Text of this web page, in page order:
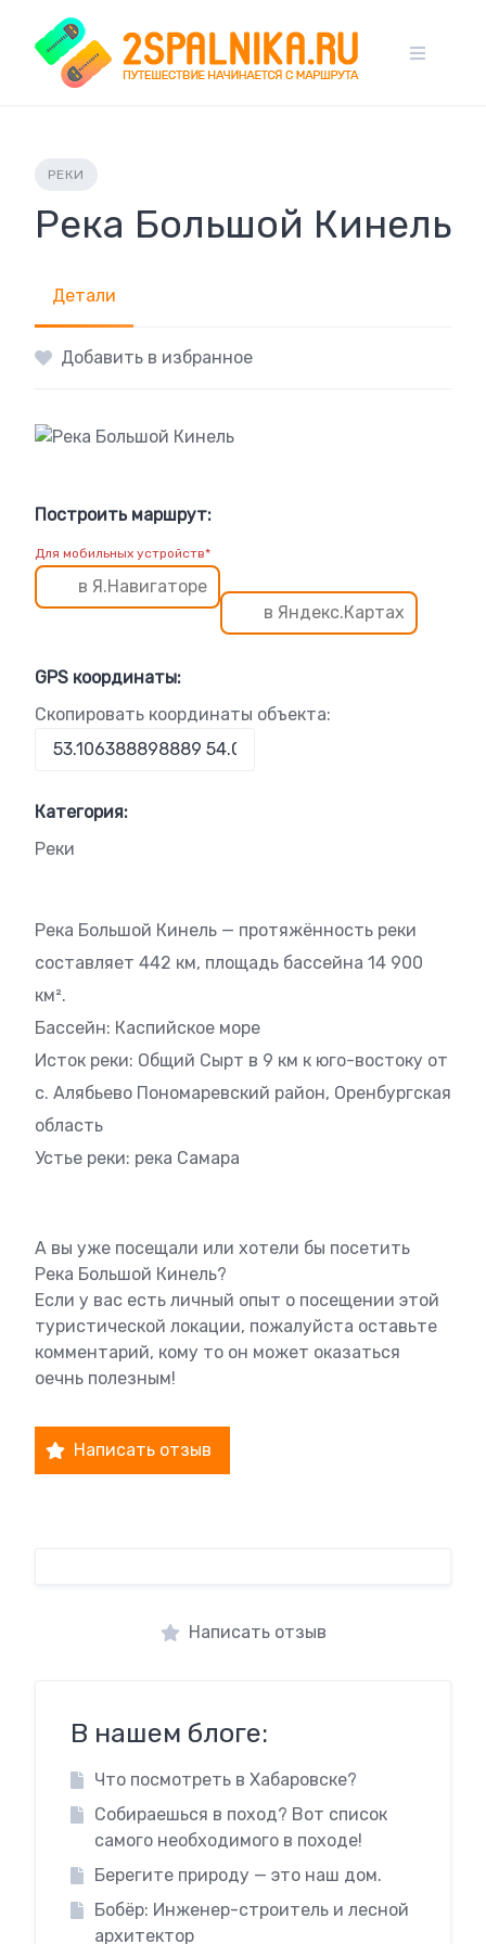
content
РЕКИ
Река Большой Кинель
Детали
Добавить в избранное
Построить маршрут:
Для мобильных устройств*
в Я.Навигаторе
в Яндекс.Картах
GPS координаты:
Скопировать координаты объекта:
Категория:
Реки
Река Большой Кинель — протяжённость реки
составляет 442 км, площадь бассейна 14 900
км².
Бассейн: Каспийское море
Исток реки: Общий Сырт в 9 км к юго-востоку от
с. Алябьево Пономаревский район, Оренбургская
область
Устье реки: река Самара
А вы уже посещали или хотели бы посетить
Река Большой Кинель?
Если у вас есть личный опыт о посещении этой
туристической локации, пожалуйста оставьте
комментарий, кому то он может оказаться
оечнь полезным!
Написать отзыв
Написать отзыв
В нашем блоге:
Что посмотреть в Хабаровске?
Собираешься в поход? Вот список
самого необходимого в походе!
Берегите природу — это наш дом.
Бобёр: Инженер-строитель и лесной
архитектор